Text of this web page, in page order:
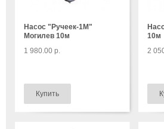
Насос "Ручеек-1М"
Могилев 10м
1 980.00 р.
10м
2